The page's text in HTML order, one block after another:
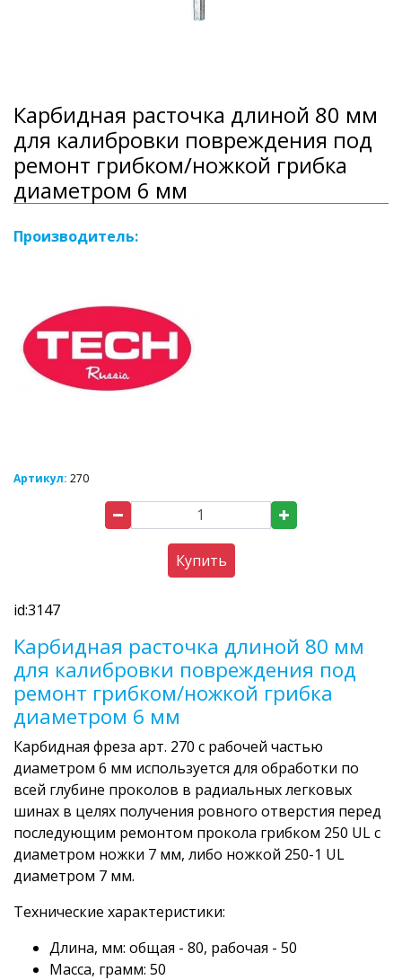
Карбидная расточка длиной 80 мм
для калибровки повреждения под
ремонт грибком/ножкой грибка
диаметром 6 мм
Производитель:
Артикул: 270
Купить
id:3147
Карбидная расточка длиной 80 мм
для калибровки повреждения под
ремонт грибком/ножкой грибка
диаметром 6 мм
Карбидная фреза арт. 270 с рабочей частью
диаметром 6 мм используется для обработки по
всей глубине проколов в радиальных легковых
шинах в целях получения ровного отверстия перед
последующим ремонтом прокола грибком 250 UL с
диаметром ножки 7 мм, либо ножкой 250-1 UL
диаметром 7 мм.
Технические характеристики:
Длина, мм: общая - 80, рабочая - 50
Масса, грамм: 50